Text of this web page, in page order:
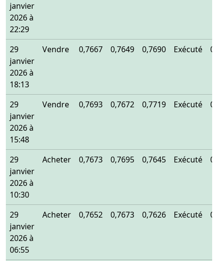
janvier
2026 à
22:29
29
janvier
2026 à
18:13
Vendre 0,7667 0,7649 0,7690 Exécuté
29
janvier
2026 à
15:48
Vendre 0,7693 0,7672 0,7719 Exécuté
29
janvier
2026 à
10:30
Acheter 0,7673 0,7695 0,7645 Exécuté
29
janvier
2026 à
06:55
Acheter 0,7652 0,7673 0,7626 Exécuté